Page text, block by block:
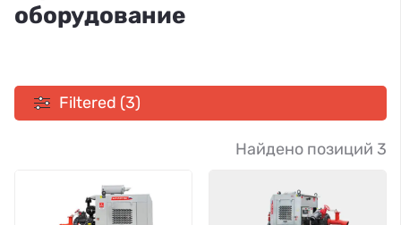
оборудование
Filtered (3)
Найдено позиций 3